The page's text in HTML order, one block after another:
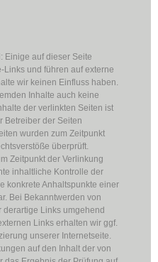
Einige auf dieser Seite
Links und führen auf externe
wir keinen Einfluss haben.
Inhalte auch keine
der verlinkten Seiten ist
Betreiber der Seiten
wurden zum Zeitpunkt
überprüft.
Zeitpunkt der Verlinkung
inhaltliche Kontrolle der
konkrete Anhaltspunkte einer
Bei Bekanntwerden von
derartige Links umgehend
Links erhalten wir ggf.
unserer Internetseite.
auf den Inhalt der von